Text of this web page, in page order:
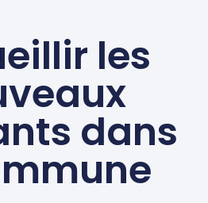
les
dans